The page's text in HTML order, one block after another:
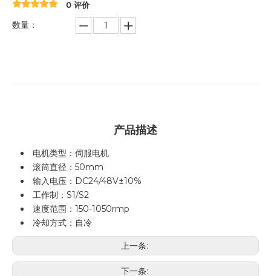
0 评价
数量：
产品描述
电机类型：伺服电机
滚筒直径：50mm
输入电压：DC24/48V±10%
工作制：S1/S2
速度范围：150-1050rmp
冷却方式：自冷
上一条:
下一条: